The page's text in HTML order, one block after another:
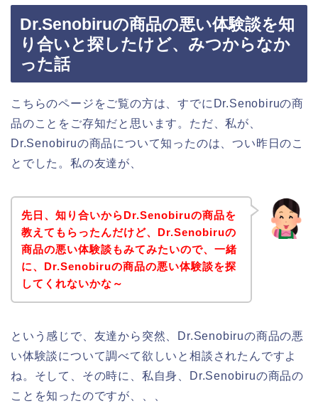
Dr.Senobiruの商品の悪い体験談を知
り合いと探したけど、みつからなか
った話
こちらのページをご覧の方は、すでにDr.Senobiruの商
品のことをご存知だと思います。ただ、私が、
Dr.Senobiruの商品について知ったのは、つい昨日のこ
とでした。私の友達が、
先日、知り合いからDr.Senobiruの商品を
教えてもらったんだけど、Dr.Senobiruの
商品の悪い体験談もみてみたいので、一緒
に、Dr.Senobiruの商品の悪い体験談を探
してくれないかな～
という感じで、友達から突然、Dr.Senobiruの商品の悪
い体験談について調べて欲しいと相談されたんですよ
ね。そして、その時に、私自身、Dr.Senobiruの商品の
ことを知ったのですが、、、